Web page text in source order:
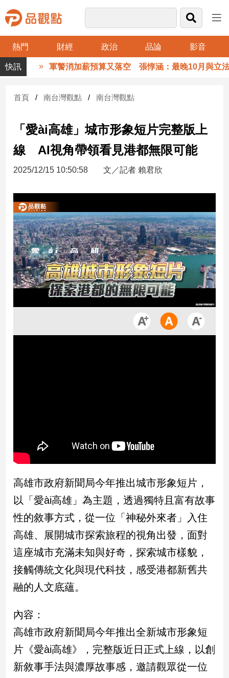
熱門 財經 政治 品論 影音
品
觀
財
台
財
新
產
經/
股
市
房
地
產
品
點
點
民
國
會
焦
點
點
國
際
社
會/
地
軍警消加薪預算又落空 張惇涵：最晚10月與立法院溝
首頁 南台灣觀點 南台灣觀點
「愛ài高雄」城市形象短片完整版上
線 AI視角帶領看見港都無限可能
2025/12/15 10:50:58 文／記者 賴君欣
高雄市政府新聞局今年推出城市形象短片，
以「愛ài高雄」為主題，透過獨特且富有故事
性的敘事方式，從一位「神秘外來者」入住
高雄、展開城市探索旅程的視角出發，面對
這座城市充滿未知與好奇，探索城市樣貌，
接觸傳統文化與現代科技，感受港都新舊共
融的人文底蘊。
內容：
高雄市政府新聞局今年推出全新城市形象短
片《愛ài高雄》，完整版近日正式上線，以創
新敘事手法與濃厚故事感，邀請觀眾從一位